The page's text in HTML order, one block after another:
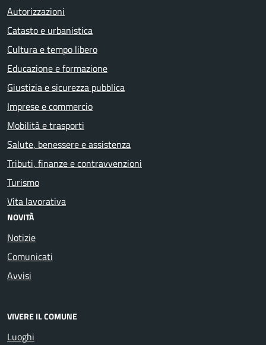
Autorizzazioni
Catasto e urbanistica
Cultura e tempo libero
Educazione e formazione
Giustizia e sicurezza pubblica
Imprese e commercio
Mobilità e trasporti
Salute, benessere e assistenza
Tributi, finanze e contravvenzioni
Turismo
Vita lavorativa
NOVITÀ
Notizie
Comunicati
Avvisi
VIVERE IL COMUNE
Luoghi